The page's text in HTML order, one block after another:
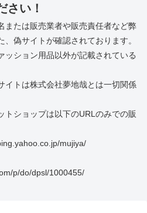
さい！
または販売業者や販売責任者など弊
偽サイトが確認されております。
ッション用品以外が記載されている
イトは株式会社夢地哉とは一切関係
トショップは以下のURLのみでの販
mujiya/
p/do/dpsl/1000455/